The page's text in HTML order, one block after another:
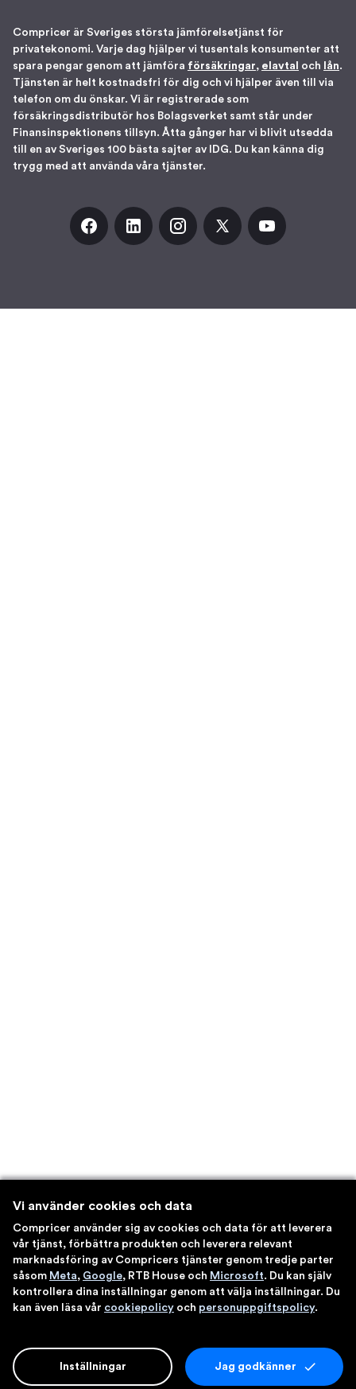
Compricer är Sveriges största jämförelsetjänst för
privatekonomi. Varje dag hjälper vi tusentals konsumenter att
spara pengar genom att jämföra försäkringar, elavtal och lån.
Tjänsten är helt kostnadsfri för dig och vi hjälper även till via
telefon om du önskar. Vi är registrerade som
försäkringsdistributör hos Bolagsverket samt står under
Finansinspektionens tillsyn. Åtta gånger har vi blivit utsedda
till en av Sveriges 100 bästa sajter av IDG. Du kan känna dig
trygg med att använda våra tjänster.
Vi använder cookies och data
Compricer använder sig av cookies och data för att leverera
vår tjänst, förbättra produkten och leverera relevant
marknadsföring av Compricers tjänster genom tredje parter
såsom Meta, Google, RTB House och Microsoft. Du kan själv
kontrollera dina inställningar genom att välja inställningar. Du
kan även läsa vår cookiepolicy och personuppgiftspolicy.
Jag godkänner
Inställningar